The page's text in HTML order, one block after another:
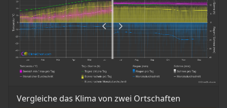
Vergleiche das Klima von zwei Ortschaften